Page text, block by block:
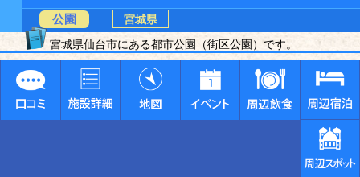
公園
宮城県
宮城県仙台市にある都市公園（街区公園）です。